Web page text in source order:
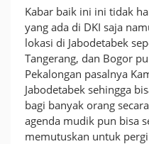
Kabar baik ini ini tidak
yang ada di DKI saja
lokasi di Jabodetabek
Tangerang, dan Bogor
Pekalongan pasalnya
Jabodetabek sehingga
bagi banyak orang
agenda mudik pun bisa
memutuskan untuk